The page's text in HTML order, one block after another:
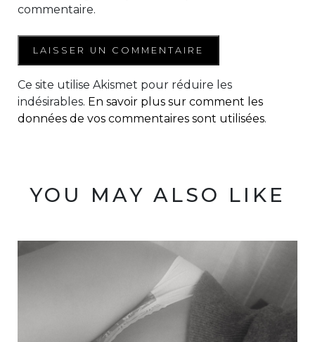
commentaire.
Ce site utilise Akismet pour réduire les
indésirables. En savoir plus sur comment les
données de vos commentaires sont utilisées.
YOU MAY ALSO LIKE